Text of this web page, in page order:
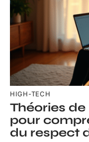
HIGH-TECH
Théories de
pour
du respect